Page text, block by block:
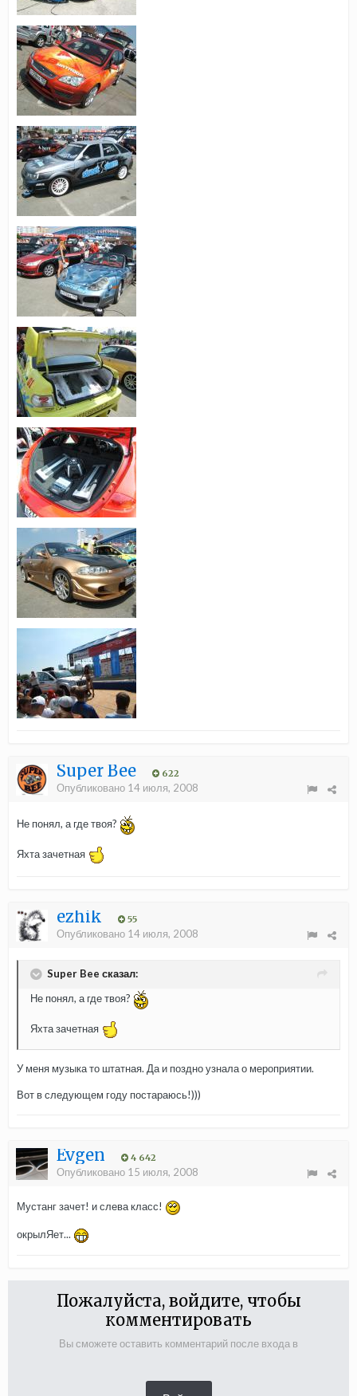
Super Bee 622
Опубликовано 14 июля, 2008
Не понял, а где твоя?
Яхта зачетная
ezhik 55
Опубликовано 14 июля, 2008
Super Bee сказал:
Не понял, а где твоя?
Яхта зачетная
У меня музыка то штатная. Да и поздно узнала о мероприятии.
Вот в следующем году постараюсь!)))
Evgen 4 642
Опубликовано 15 июля, 2008
Мустанг зачет! и слева класс!
окрылЯет...
Пожалуйста, войдите, чтобы
комментировать
Вы сможете оставить комментарий после входа в